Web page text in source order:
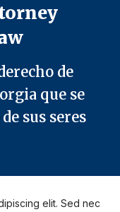
de
que se
sus seres
elit. Sed nec